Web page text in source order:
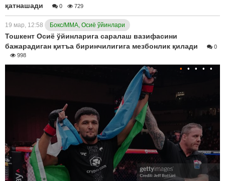
қатнашади
0 729
19 мар, 12:58 Бокс/ММА, Осиё ўйинлари
Тошкент Осиё ўйинларига саралаш вазифасини
бажарадиган қитъа биринчилигига мезбонлик қилади
0
998
• • • • •